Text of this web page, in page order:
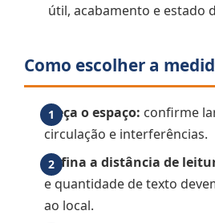
útil, acabamento e estado
Como escolher a
Meça o espaço: confirme
circulação e interferências.
Defina a distância de
e quantidade de texto
ao local.